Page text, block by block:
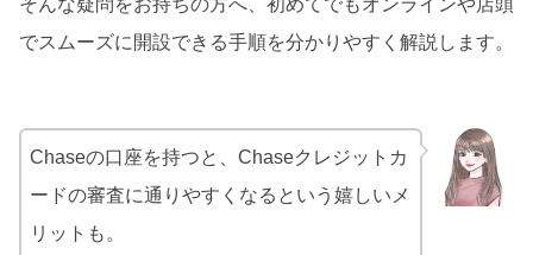
そんな疑問をお持ちの方へ、初めてでもオンラインや店頭
でスムーズに開設できる手順を分かりやすく解説します。
Chaseの口座を持つと、Chaseクレジットカ
ードの審査に通りやすくなるという嬉しいメ
リットも。